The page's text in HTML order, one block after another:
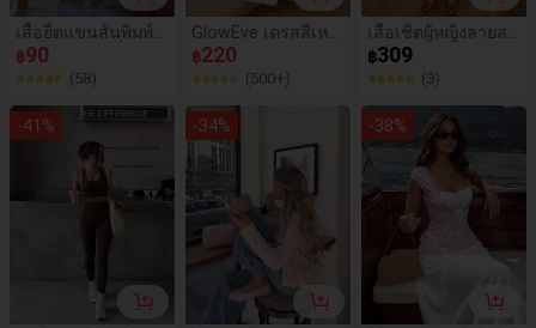
เสื้อยืดแขนสั้นพิมพ์ล
ายสตรอเบอร์รี่และตั
วอักษรทรงหลวมสำห
รับผู้หญิง, เสื้อคอกล
มลำลองใส่สบายหลา
กหลายสไตล์สีขาว
สำหรับฤดูร้อน
฿90
(58)
GlowEve เดรสสีเหลื
องแขนกุดจับจีบสำห
รับผู้หญิง, เดรสหรูหร
฿220
(500+)
เสื้อเชิ้ตผู้หญิงลายสก็
อตสไตล์มินิมอล แฟ
ชั่นลำลองหรูหรา สำ
หรับใส่ไปทำงานและ
ใช้ในชีวิตประจำวัน
แมตช์ง่าย
฿309
(3)
-41 % -34% -38%